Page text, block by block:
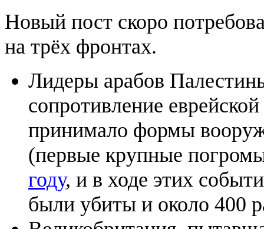
Новый пост скоро
на трёх фронтах.
Лидеры арабов
сопротивление
принимало формы
(первые крупные
году, и в ходе этих
были убиты и около 400